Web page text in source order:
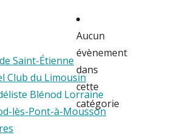
Saint-Étienne
Club du Limousin
Blénod Lorraine
lès-Pont-à-Mousson
Aucun
évènement
dans
cette
catégorie